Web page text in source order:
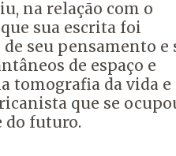
na relação com o
sua escrita foi
seu pensamento e
de espaço e
tomografia da vida e
que se
do futuro.